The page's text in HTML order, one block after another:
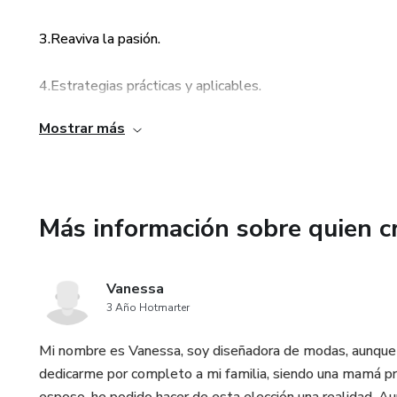
solo tres semanas.
¿Para quién es este eBook?
✔️ Parejas que sienten que la
3.Reaviva la pasión.
4.Estrategias prácticas y aplicables.
5.Para todo tipo de parejas.
Mostrar más
Más información sobre quien
Vanessa
3 Año Hotmarter
Mi nombre es Vanessa, soy diseñadora de modas,
dedicarme por completo a mi familia, siendo una mamá